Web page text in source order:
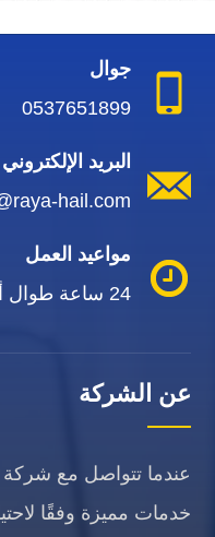
جوال
0537651899
البريد الإلكتروني
hail.com
مواعيد العمل
24 ساعة طوال أيام الأسبوع
عن الشركة
عندما تتواصل مع
خدمات مميزة وفقًا